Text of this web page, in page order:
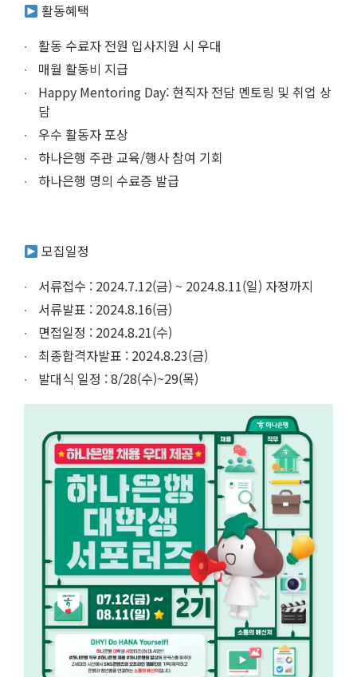
활동혜택
활동 수료자 전원 입사지원 시 우대
매월 활동비 지급
Happy Mentoring Day: 현직자 전담 멘토링 및 취업 상
담
우수 활동자 포상
하나은행 주관 교육/행사 참여 기회
하나은행 명의 수료증 발급
모집일정
서류접수 : 2024.7.12(금) ~ 2024.8.11(일) 자정까지
서류발표 : 2024.8.16(금)
면접일정 : 2024.8.21(수)
최종합격자발표 : 2024.8.23(금)
발대식 일정 : 8/28(수)~29(목)